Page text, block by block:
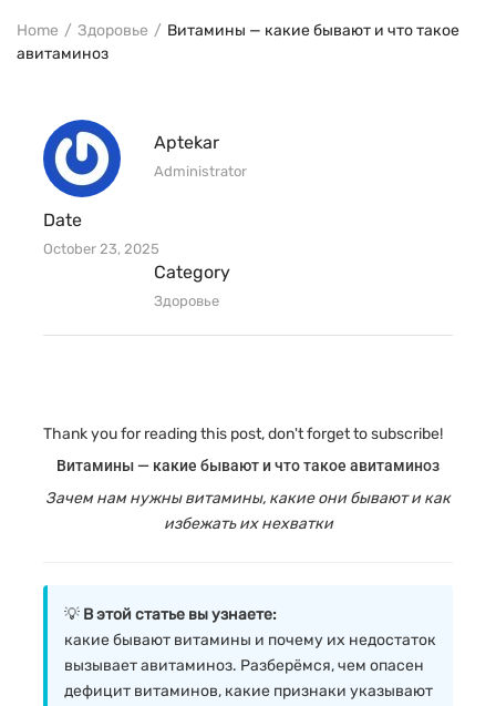
Home Здоровье
Витамины — какие бывают и что такое
авитаминоз
Aptekar
Administrator
Date
October 23, 2025
Category
Здоровье
Thank you for reading this post, don't forget to subscribe!
Витамины — какие бывают и что такое авитаминоз
Зачем нам нужны витамины, какие они бывают и как
избежать их нехватки
💡 В этой статье вы узнаете:
какие бывают витамины и почему их недостаток
вызывает авитаминоз. Разберёмся, чем опасен
дефицит витаминов, какие признаки указывают